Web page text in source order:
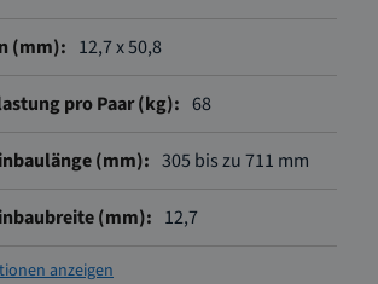
12,7 x 50,8
68
305 bis zu 711 mm
12,7
anzeigen